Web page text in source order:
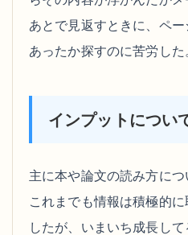
あとで見返すときに、ペ
あったか探すのに苦労した
インプットについ
主に本や論文の読み方につ
これまでも情報は積極的
したが、いまいち成長して